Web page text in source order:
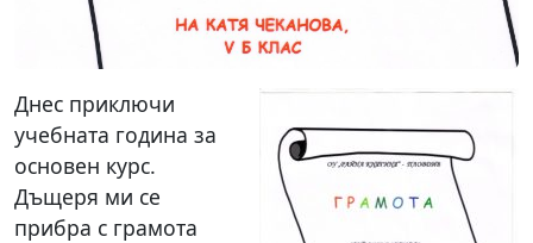
Днес приключи
учебната година за
основен курс.
Дъщеря ми се
прибра с грамота